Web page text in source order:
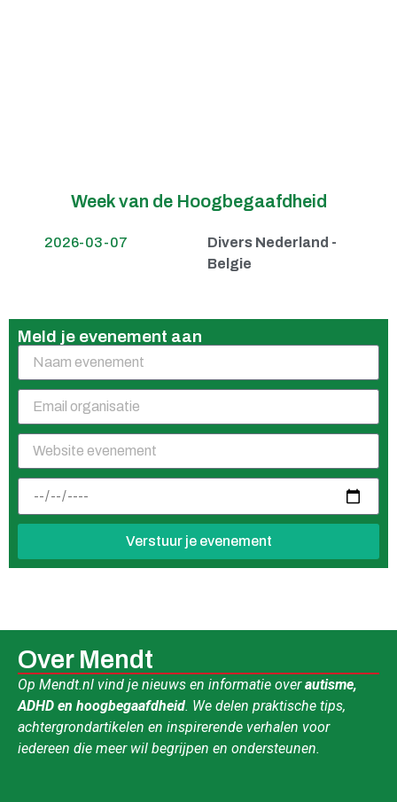
Week van de Hoogbegaafdheid
2026-03-07
Divers Nederland -
Belgie
Meld je evenement aan
Verstuur je evenement
Over Mendt
Op Mendt.nl vind je nieuws en informatie overautisme,
ADHD en hoogbegaafdheid. We delen praktische tips,
achtergrondartikelen en inspirerende verhalen voor
iedereen die meer wil begrijpen en ondersteunen.